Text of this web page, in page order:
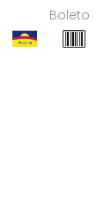
Boleto